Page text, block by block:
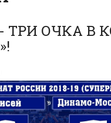
ТРИ ОЧКА В